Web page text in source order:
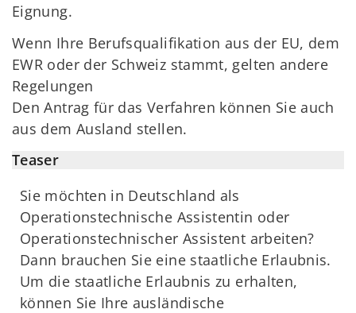
Eignung.
Wenn Ihre Berufsqualifikation aus der EU, dem
EWR oder der Schweiz stammt, gelten andere
Regelungen
Den Antrag für das Verfahren können Sie auch
aus dem Ausland stellen.
Teaser
Sie möchten in Deutschland als
Operationstechnische Assistentin oder
Operationstechnischer Assistent arbeiten?
Dann brauchen Sie eine staatliche Erlaubnis.
Um die staatliche Erlaubnis zu erhalten,
können Sie Ihre ausländische